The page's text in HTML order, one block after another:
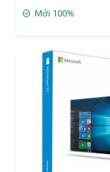
Mới 100%